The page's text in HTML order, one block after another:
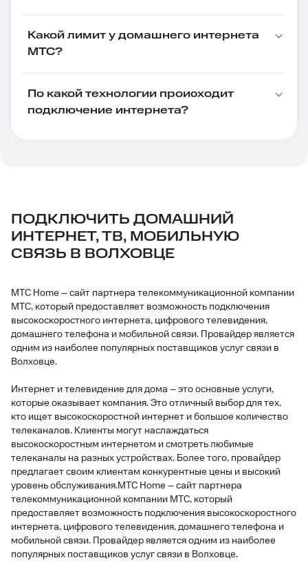
Какой лимит у домашнего интернета
МТС?
По какой технологии происходит
подключение интернета?
ПОДКЛЮЧИТЬ ДОМАШНИЙ
ИНТЕРНЕТ, ТВ, МОБИЛЬНУЮ
СВЯЗЬ В ВОЛХОВЦЕ
МТС Home – сайт партнера телекоммуникационной компании
МТС, который предоставляет возможность подключения
высокоскоростного интернета, цифрового телевидения,
домашнего телефона и мобильной связи. Провайдер является
одним из наиболее популярных поставщиков услуг связи в
Волховце.
Интернет и телевидение для дома – это основные услуги,
которые оказывает компания. Это отличный выбор для тех,
кто ищет высокоскоростной интернет и большое количество
телеканалов. Клиенты могут наслаждаться
высокоскоростным интернетом и смотреть любимые
телеканалы на разных устройствах. Более того, провайдер
предлагает своим клиентам конкурентные цены и высокий
уровень обслуживания.МТС Home – сайт партнера
телекоммуникационной компании МТС, который
предоставляет возможность подключения высокоскоростного
интернета, цифрового телевидения, домашнего телефона и
мобильной связи. Провайдер является одним из наиболее
популярных поставщиков услуг связи в Волховце.